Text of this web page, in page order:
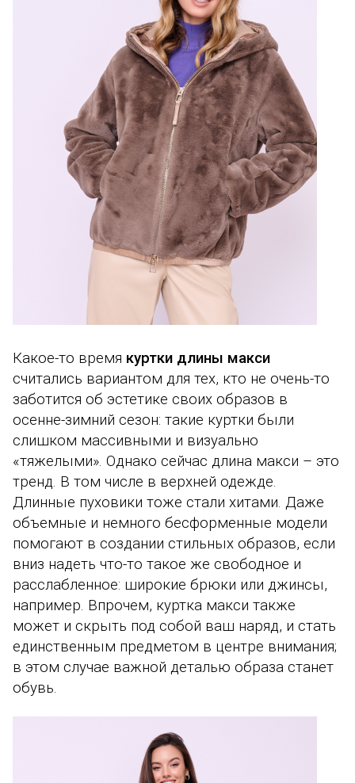
Какое-то время куртки длины макси
считались вариантом для тех, кто не очень-то
заботится об эстетике своих образов в
осенне-зимний сезон: такие куртки были
слишком массивными и визуально
«тяжелыми». Однако сейчас длина макси – это
тренд. В том числе в верхней одежде.
Длинные пуховики тоже стали хитами. Даже
объемные и немного бесформенные модели
помогают в создании стильных образов, если
вниз надеть что-то такое же свободное и
расслабленное: широкие брюки или джинсы,
например. Впрочем, куртка макси также
может и скрыть под собой ваш наряд, и стать
единственным предметом в центре внимания;
в этом случае важной деталью образа станет
обувь.